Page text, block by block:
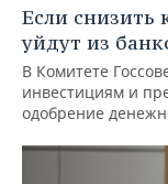
Если снизить
уйдут из
В Комитете
инвестициям и
одобрение